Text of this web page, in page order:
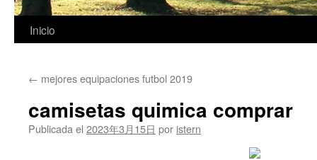
Saltar
contenido
Inicio
← mejores equipaciones futbol 2019
camisetas quimica comprar
Publicada el 2023年3月15日 por istern